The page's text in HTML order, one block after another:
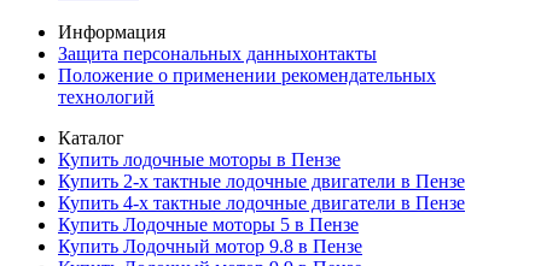
Информация
Защита персональных данныхонтакты
Положение о применении рекомендательных
технологий
Каталог
Купить лодочные моторы в Пензе
Купить 2-х тактные лодочные двигатели в Пензе
Купить 4-х тактные лодочные двигатели в Пензе
Купить Лодочные моторы 5 в Пензе
Купить Лодочный мотор 9.8 в Пензе